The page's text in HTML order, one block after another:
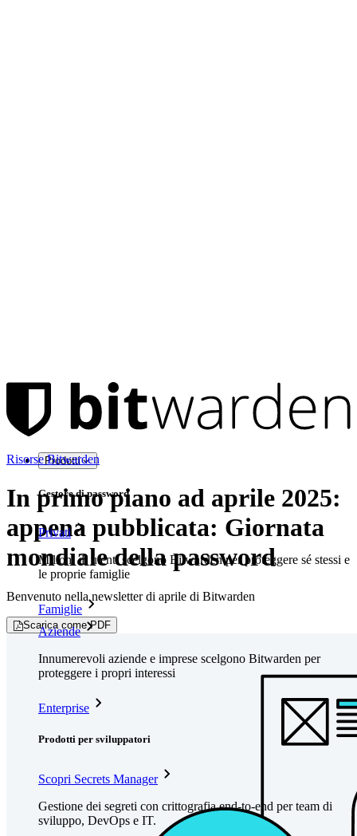
Prodotti
Gestore di password
Privati
Milioni di utenti scelgono Bitwarden per proteggere sé stessi e
le proprie famiglie
Famiglie
Aziende
Innumerevoli aziende e imprese scelgono Bitwarden per
proteggere i propri interessi
Enterprise
Prodotti per sviluppatori
Scopri Secrets Manager
Gestione dei segreti con crittografia end-to-end per team di
sviluppo, DevOps e IT.
Risorse Bitwarden
In primo piano ad aprile 2025:
appena pubblicata: Giornata
mondiale della password
Benvenuto nella newsletter di aprile di Bitwarden
Scarica come PDF